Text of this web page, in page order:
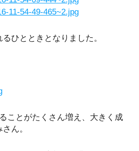
ひとときとなりました。
ことがたくさん増え、大きく成
ん。